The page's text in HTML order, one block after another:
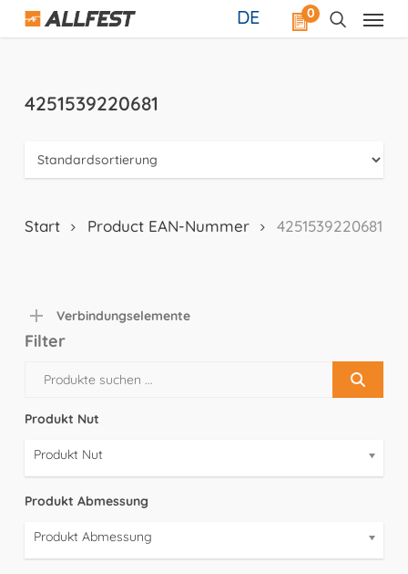
Skip
0
DE
4251539220681
Start Product EAN-Nummer 4251539220681
Verbindungselemente
Filter
Produkt Nut
Produkt Nut
Produkt Abmessung
Produkt Abmessung